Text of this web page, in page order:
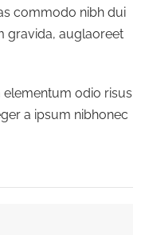
commodo nibh dui
gravida, auglaoreet
odio risus
a ipsum nibhonec